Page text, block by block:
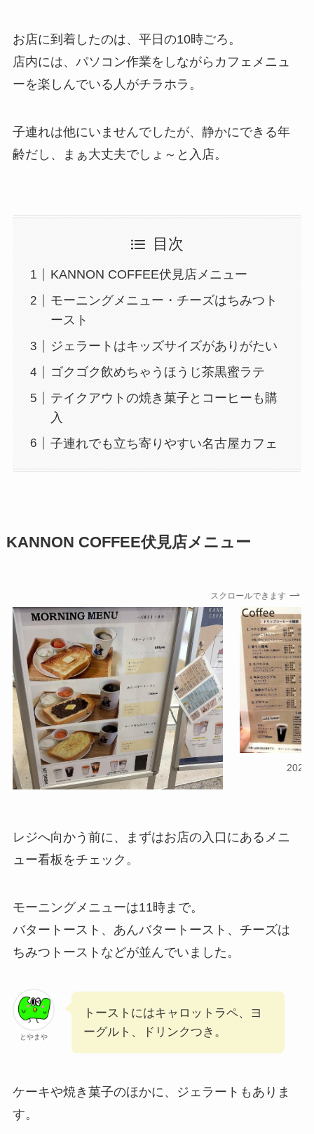
お店に到着したのは、平日の10時ごろ。
店内には、パソコン作業をしながらカフェメニュ
ーを楽しんでいる人がチラホラ。
子連れは他にいませんでしたが、静かにできる年
齢だし、まぁ大丈夫でしょ～と入店。
目次
KANNON COFFEE伏見店メニュー
モーニングメニュー・チーズはちみつト
ースト
ジェラートはキッズサイズがありがたい
ゴクゴク飲めちゃうほうじ茶黒蜜ラテ
テイクアウトの焼き菓子とコーヒーも購
入
子連れでも立ち寄りやすい名古屋カフェ
KANNON COFFEE伏見店メニュー
スクロールできます
2026
レジへ向かう前に、まずはお店の入口にあるメニ
ュー看板をチェック。
モーニングメニューは11時まで。
バタートースト、あんバタートースト、チーズは
ちみつトーストなどが並んでいました。
とやまや
トーストにはキャロットラペ、ヨ
ーグルト、ドリンクつき。
ケーキや焼き菓子のほかに、ジェラートもありま
す。